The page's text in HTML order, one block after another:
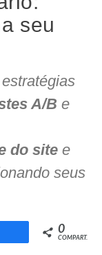
seu
A/B e
do site e
seus
Compartilhar 0
COMPART.